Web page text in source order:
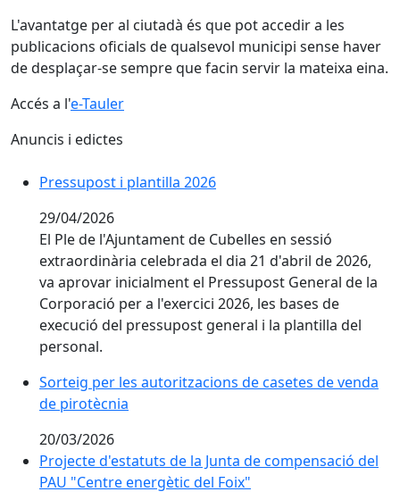
L'avantatge per al ciutadà és que pot accedir a les
publicacions oficials de qualsevol municipi sense haver
de desplaçar-se sempre que facin servir la mateixa eina.
Accés a l'e-Tauler
Anuncis i edictes
Pressupost i plantilla 2026
29/04/2026
El Ple de l'Ajuntament de Cubelles en sessió
extraordinària celebrada el dia 21 d'abril de 2026,
va aprovar inicialment el Pressupost General de la
Corporació per a l'exercici 2026, les bases de
execució del pressupost general i la plantilla del
personal.
Sorteig per les autoritzacions de casetes de venda
de pirotècnia
20/03/2026
Projecte d'estatuts de la Junta de compensació del
PAU "Centre energètic del Foix"